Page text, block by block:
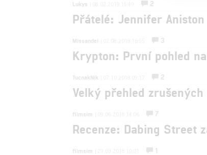
Lukys 2
Přátelé: Jennifer
Missandei 3
Krypton: První pohled
TucnakNik 2
Velký přehled
filmsim 7
Recenze: Dabing Street
filmsim 1